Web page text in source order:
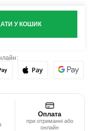
У КОШИК
Оплата
при отриманні або
онлайн